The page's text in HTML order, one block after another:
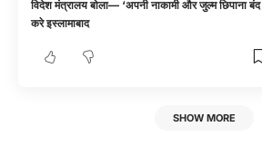
विदेश मंत्रालय बोला— ‘अपनी नाकामी और जुल्म छिपाना बंद
करे इस्लामाबाद
SHOW MORE